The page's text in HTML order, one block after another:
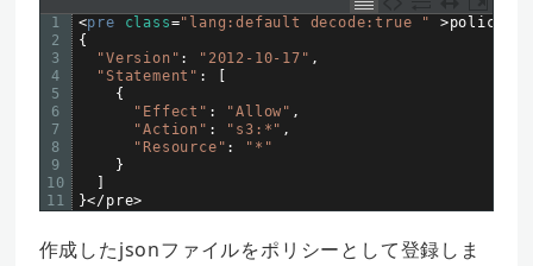
1
2
3
4
5
6
7
8
9
10
11
<pre class="lang:default decode:true " >policy
{
"Version" : "2012-10-17" ,
"Statement" :
{
"Effect" : "Allow" ,
"Action" : "s3:*" ,
"Resource" :
"*"
}
}</pre>
作成したjsonファイルをポリシーとして登録しま